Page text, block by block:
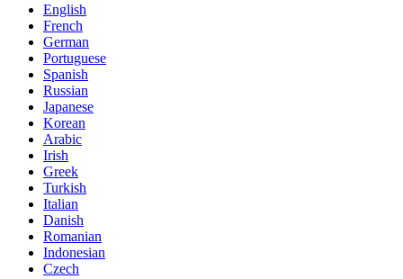
English
French
German
Portuguese
Spanish
Russian
Japanese
Korean
Arabic
Irish
Greek
Turkish
Italian
Danish
Romanian
Indonesian
Czech